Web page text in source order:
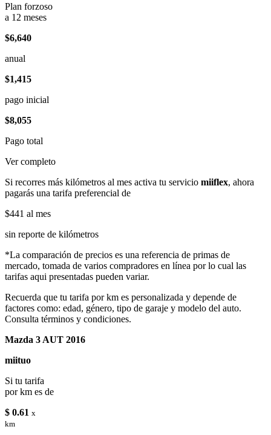
Plan forzoso
a 12 meses
$6,640
anual
$1,415
pago inicial
$8,055
Pago total
Ver completo
Si recorres más kilómetros al mes activa tu servicio miiflex, ahora
pagarás una tarifa preferencial de
$441 al mes
sin reporte de kilómetros
*La comparación de precios es una referencia de primas de
mercado, tomada de varios compradores en línea por lo cual las
tarifas aqui presentadas pueden variar.
Recuerda que tu tarifa por km es personalizada y depende de
factores como: edad, género, tipo de garaje y modelo del auto.
Consulta términos y condiciones.
Mazda 3 AUT 2016
miituo
Si tu tarifa
por km es de
$ 0.61 x
km